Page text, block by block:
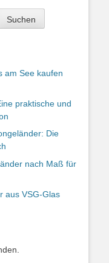
Suchen
am See kaufen
praktische und
Die
nach Maß für
aus VSG-Glas